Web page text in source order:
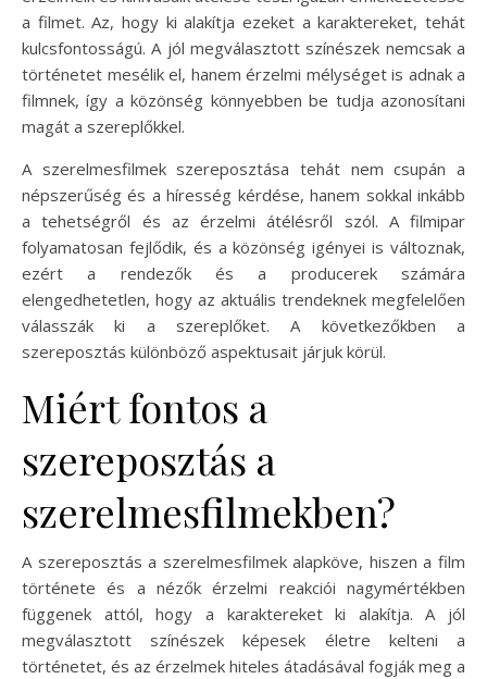
a filmet. Az, hogy ki alakítja ezeket a karaktereket, tehát
kulcsfontosságú. A jól megválasztott színészek nemcsak a
történetet mesélik el, hanem érzelmi mélységet is adnak a
filmnek, így a közönség könnyebben be tudja azonosítani
magát a szereplőkkel.
A szerelmesfilmek szereposztása tehát nem csupán a
népszerűség és a híresség kérdése, hanem sokkal inkább
a tehetségről és az érzelmi átélésről szól. A filmipar
folyamatosan fejlődik, és a közönség igényei is változnak,
ezért a rendezők és a producerek számára
elengedhetetlen, hogy az aktuális trendeknek megfelelően
válasszák ki a szereplőket. A következőkben a
szereposztás különböző aspektusait járjuk körül.
Miért fontos a
szereposztás a
szerelmesfilmekben?
A szereposztás a szerelmesfilmek alapköve, hiszen a film
története és a nézők érzelmi reakciói nagymértékben
függenek attól, hogy a karaktereket ki alakítja. A jól
megválasztott színészek képesek életre kelteni a
történetet, és az érzelmek hiteles átadásával fogják meg a